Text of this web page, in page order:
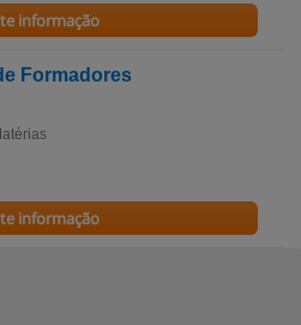
informação
Formadores
informação